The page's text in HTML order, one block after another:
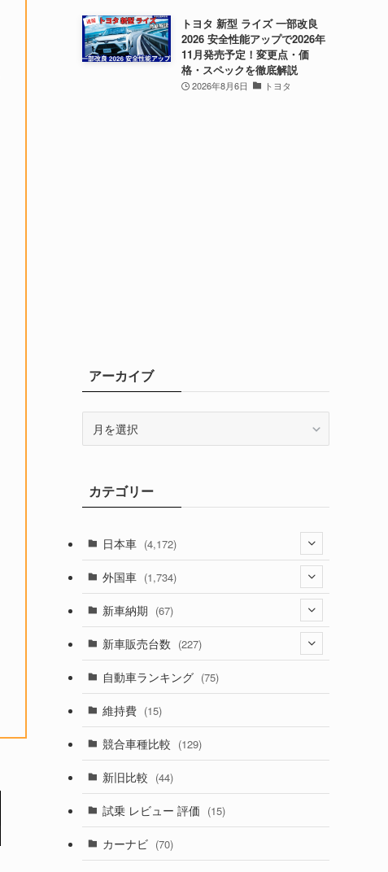
トヨタ 新型 ライズ 一部改良
2026 安全性能アップで2026年
11月発売予定！変更点・価
格・スペックを徹底解説
2026年8月6日 トヨタ
アーカイブ
ブカテゴリー
日本車 (4,172)
(1,321)
(329)
(525)
(357)
(328)
(194)
(230)
(253)
外国車 (1,734)
(188)
(242)
(85)
(84)
(14)
(222)
(50)
(58)
新車納期 (67)
(28)
(8)
(3)
(3)
(5)
(1)
新車販売台数 (227)
(21)
(5)
(7)
(5)
自動車ランキング (75)
維持費 (15)
競合車種比較 (129)
新旧比較 (44)
試乗 レビュー 評価 (15)
カーナビ (70)